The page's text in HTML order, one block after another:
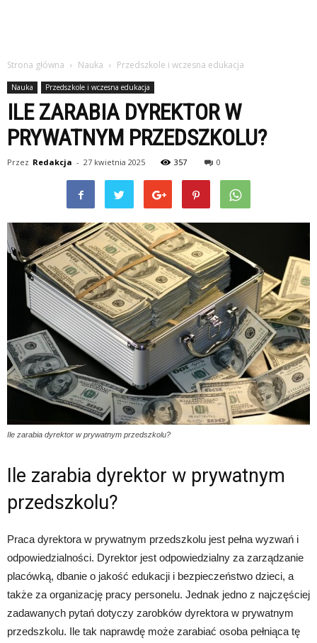
Strona główna Nauka Przedszkole i wczesna edukacja
Nauka Przedszkole i wczesna edukacja
ILE ZARABIA DYREKTOR W
PRYWATNYM PRZEDSZKOLU?
Przez Redakcja - 27 kwietnia 2025 357 0
Ile zarabia dyrektor w prywatnym przedszkolu?
Ile zarabia dyrektor w prywatnym
przedszkolu?
Praca dyrektora w prywatnym przedszkolu jest pełna wyzwań i
odpowiedzialności. Dyrektor jest odpowiedzialny za zarządzanie
placówką, dbanie o jakość edukacji i bezpieczeństwo dzieci, a
także za organizację pracy personelu. Jednak jedno z najczęściej
zadawanych pytań dotyczy zarobków dyrektora w prywatnym
przedszkolu. Ile tak naprawdę może zarabiać osoba pełniąca tę